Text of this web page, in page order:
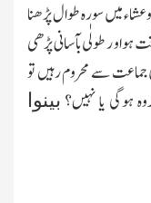
میں سورہ طوال پڑھنا
ہو او ر طولٰی بآسانی پڑھی
سے محروم رہیں تو
ہوگی یا نہیں؟ بینوا